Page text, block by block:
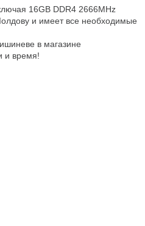
16GB DDR4 2666MHz
и имеет все необходимые
в магазине
и время!